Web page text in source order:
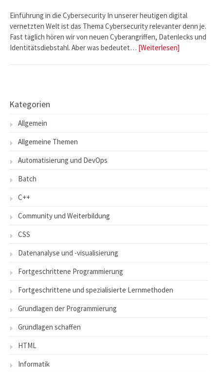
Einführung in die Cybersecurity In unserer heutigen digital
vernetzten Welt ist das Thema Cybersecurity relevanter denn je.
Fast täglich hören wir von neuen Cyberangriffen, Datenlecks und
Identitätsdiebstahl. Aber was bedeutet… [Weiterlesen]
Kategorien
Allgemein
Allgemeine Themen
Automatisierung und DevOps
Batch
C++
Community und Weiterbildung
CSS
Datenanalyse und -visualisierung
Fortgeschrittene Programmierung
Fortgeschrittene und spezialisierte Lernmethoden
Grundlagen der Programmierung
Grundlagen schaffen
HTML
Informatik